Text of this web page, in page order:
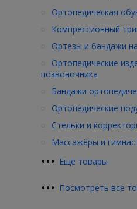
••• Еще товары
Ортопедическая
Компрессионный
Ортезы и бандажи
Ортопедические
позвоночника
Бандажи
Ортопедические
Стельки и
Массажёры и
••• Посмотреть все